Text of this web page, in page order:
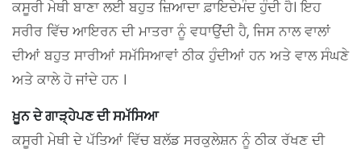
ਕਸੂਰੀ ਮੇਥੀ ਬਾਣਾ ਲਈ ਬਹੁਤ ਜ਼ਿਆਦਾ ਫ਼ਾਇਦੇਮੰਦ ਹੁੰਦੀ ਹੈ। ਇਹ
ਸਰੀਰ ਵਿੱਚ ਆਇਰਨ ਦੀ ਮਾਤਰਾ ਨੂੰ ਵਧਾਉਂਦੀ ਹੈ, ਜਿਸ ਨਾਲ ਵਾਲਾਂ
ਦੀਆਂ ਬਹੁਤ ਸਾਰੀਆਂ ਸਮੱਸਿਆਵਾਂ ਠੀਕ ਹੁੰਦੀਆਂ ਹਨ ਅਤੇ ਵਾਲ ਸੰਘਣੇ
ਅਤੇ ਕਾਲੇ ਹੋ ਜਾਂਦੇ ਹਨ ।
ਖ਼ੂਨ ਦੇ ਗਾੜ੍ਹੇਪਣ ਦੀ ਸਮੱਸਿਆ
ਕਸੂਰੀ ਮੇਥੀ ਦੇ ਪੱਤਿਆਂ ਵਿੱਚ ਬਲੱਡ ਸਰਕੁਲੇਸ਼ਨ ਨੂੰ ਠੀਕ ਰੱਖਣ ਦੀ